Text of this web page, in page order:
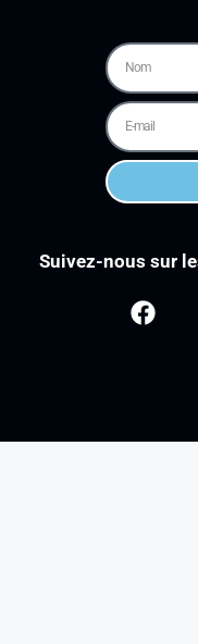
Suivez-nous sur